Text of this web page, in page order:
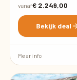
vanaf€ 2.249,00
Bekijk deal
Meer info